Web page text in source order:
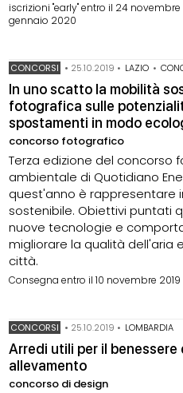
iscrizioni "early" entro il 24
gennaio 2020
CONCORSI • 25.10.2019 • LAZIO •
In uno scatto la mobilità
fotografica sulle
spostamenti in modo
concorso fotografico
Terza edizione del concorso
ambientale di Quotidiano
quest'anno è rappresentare
sostenibile. Obiettivi puntati
nuove tecnologie e
migliorare la qualità dell'aria
città.
Consegna entro il 10 novembre 2019
CONCORSI • 25.10.2019 • LOMBARDIA
Arredi utili per il benessere
allevamento
concorso di design